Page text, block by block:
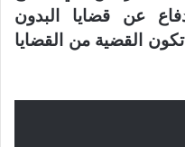
عن قضايا البدون
القضية من القضايا